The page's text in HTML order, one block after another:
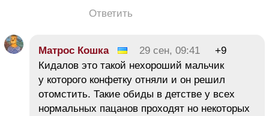
Ответить
Матрос Кошка 29 сен, 09:41
+9
Кидалов это такой нехороший мальчик
у которого конфетку отняли и он решил
отомстить. Такие обиды в детстве у всех
нормальных пацанов проходят но некоторых